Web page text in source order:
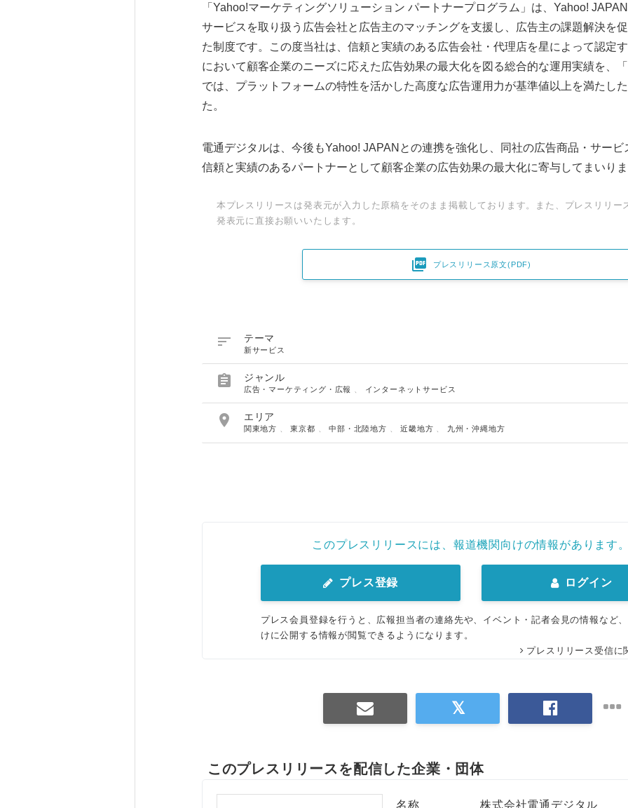
「Yahoo!マーケティングソリューション パートナープログラム」は、Yahoo!
サービスを取り扱う広告会社と広告主のマッチングを支援し、広告主の課題解決を
た制度です。この度当社は、信頼と実績のある広告会社・代理店を星によって認定
において顧客企業のニーズに応えた広告効果の最大化を図る総合的な運用実績を、
では、プラットフォームの特性を活かした高度な広告運用力が基準値以上を満たし
た。
電通デジタルは、今後もYahoo! JAPANとの連携を強化し、同社の広告商品・サー
信頼と実績のあるパートナーとして顧客企業の広告効果の最大化に寄与してまいり
本プレスリリースは発表元が入力した原稿をそのまま掲載しております。また、プレスリリー
発表元に直接お願いいたします。
 プレスリリース原文(PDF)
 テーマ
新サービス
 ジャンル
広告・マーケティング・広報 インターネットサービス
 エリア
関東地方 、東京都 、中部・北陸地方 、近畿地方 九州・沖縄地方
このプレスリリースには、報道機関向けの情報があります
プレス登録 ログイン
プレス会員登録を行うと、広報担当者の連絡先や、イベント・記者会見の情報など
けに公開する情報が閲覧できるようになります。
プレスリリース受信に
このプレスリリースを配信した企業・団体
名称
株式会社電通デジタル
English